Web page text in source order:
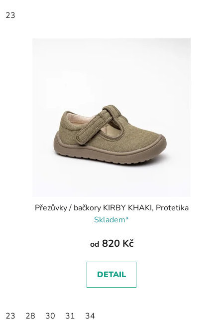
23
Přezůvky / bačkory KIRBY KHAKI, Protetika
Skladem*
od 820 Kč
DETAIL
23 28 30 31 34